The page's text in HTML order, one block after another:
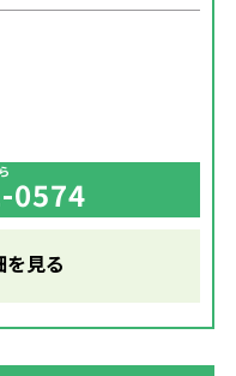
0574
を見る